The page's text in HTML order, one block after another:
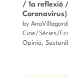
/ 1a reflexió
Coronavirus)
by
Cine/Sèries/
Opinió,